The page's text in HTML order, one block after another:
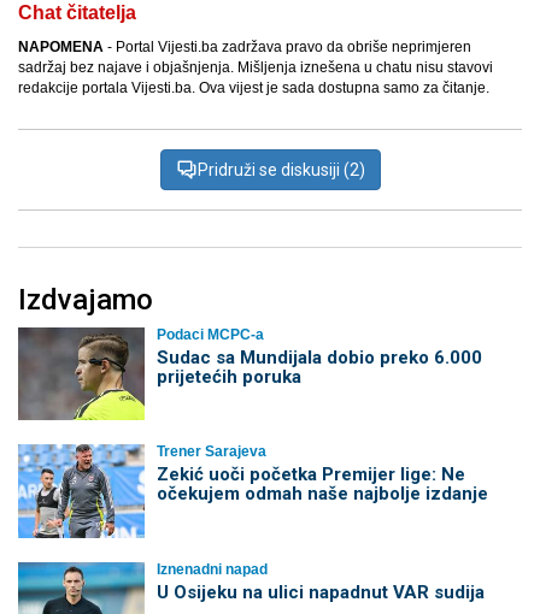
Chat čitatelja
NAPOMENA - Portal Vijesti.ba zadržava pravo da obriše neprimjeren
sadržaj bez najave i objašnjenja. Mišljenja iznešena u chatu nisu stavovi
redakcije portala Vijesti.ba. Ova vijest je sada dostupna samo za čitanje.
Pridruži se diskusiji (2)
Izdvajamo
Podaci MCPC-a
Sudac sa Mundijala dobio preko 6.000
prijetećih poruka
Trener Sarajeva
Zekić uoči početka Premijer lige: Ne
očekujem odmah naše najbolje izdanje
Iznenadni napad
U Osijeku na ulici napadnut VAR sudija